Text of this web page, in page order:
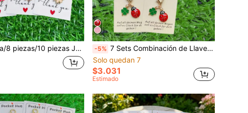
multicolor - Floral de margarita - Material de metal duradero - Incluye tarjeta de agradecimiento - Recuerdo de aliento y gratitud, adecuado para decoración de bolso diario, billetera, decoración de llaves del hogar - También adecuado para regalos de boda, cumpleaños, Acción de Gracias, Navidad, Día de San Valentín, regalos para maestros, regalos de vuelta a la escuela -5% 7 Sets Combinación de Llaveros con Cara Sonriente de Dibujos Animados Lindos y Flores Coloridas, Viene con Tarjeta de Agradecimiento y Abrazo, Material de Aleación Duradero, Colgante de Llavero Adecuado para Mochila, Cartera, Decoración de Llaves de Coche, Accesorios, Adecuado para Cualquier Ocasión para Expresar Gratitud, Eventos de Fiesta, Cumpleaños, Ceremonia de Graduación, Día del Maestro, Regalo de Acción de Gracias, Regalo de Agradecimiento, Regalo para el Maestro
Solo quedan 7
$3.031
Estimado